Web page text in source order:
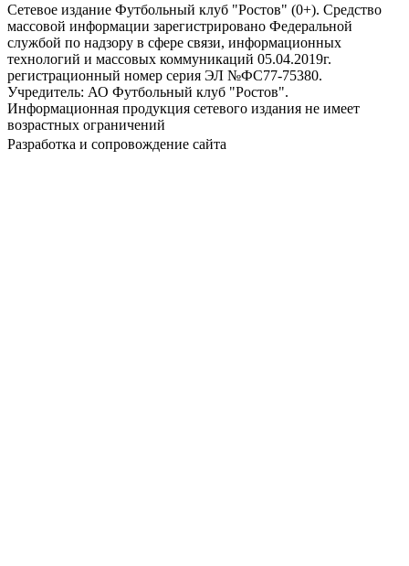
Сетевое издание Футбольный клуб "Ростов" (0+). Средство
массовой информации зарегистрировано Федеральной
службой по надзору в сфере связи, информационных
технологий и массовых коммуникаций 05.04.2019г.
регистрационный номер серия ЭЛ №ФС77-75380.
Учредитель: АО Футбольный клуб "Ростов".
Информационная продукция сетевого издания не имеет
возрастных ограничений
Разработка и сопровождение сайта